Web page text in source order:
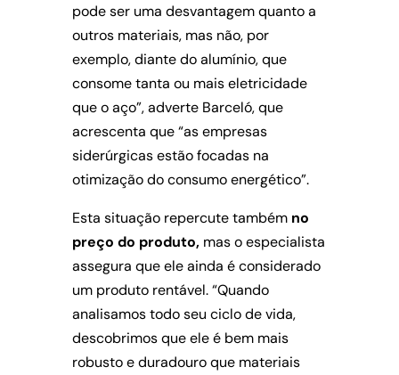
pode ser uma desvantagem quanto a
outros materiais, mas não, por
exemplo, diante do alumínio, que
consome tanta ou mais eletricidade
que o aço”, adverte Barceló, que
acrescenta que “as empresas
siderúrgicas estão focadas na
otimização do consumo energético”.
Esta situação repercute também no
preço do produto,mas o especialista
assegura que ele ainda é considerado
um produto rentável. “Quando
analisamos todo seu ciclo de vida,
descobrimos que ele é bem mais
robusto e duradouro que materiais